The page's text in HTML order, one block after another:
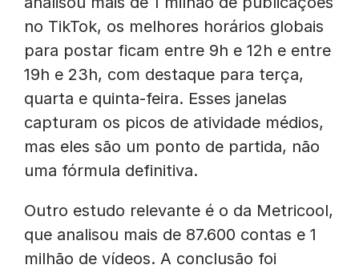
no TikTok, os melhores horários globais
para postar ficam entre 9h e 12h e entre
19h e 23h, com destaque para terça,
quarta e quinta-feira. Esses janelas
capturam os picos de atividade médios,
mas eles são um ponto de partida, não
uma fórmula definitiva.
Outro estudo relevante é o da Metricool,
que analisou mais de 87.600 contas e 1
milhão de vídeos. A conclusão foi